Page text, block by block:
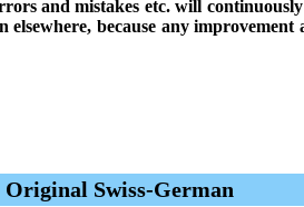
and mistakes etc. will
because any
Original Swiss-German